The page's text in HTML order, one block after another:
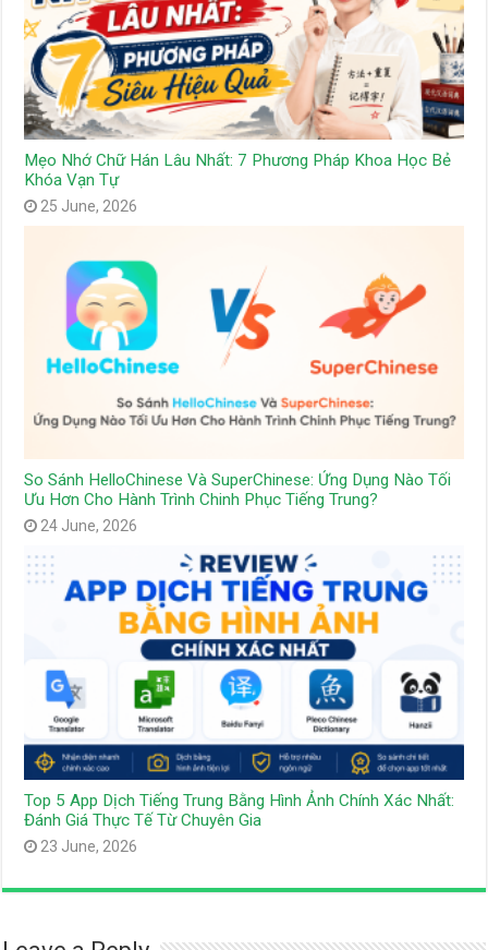
Mẹo Nhớ Chữ Hán Lâu Nhất: 7 Phương Pháp Khoa Học Bẻ
Khóa Vạn Tự
25 June, 2026
So Sánh HelloChinese Và SuperChinese: Ứng Dụng Nào Tối
Ưu Hơn Cho Hành Trình Chinh Phục Tiếng Trung?
24 June, 2026
Top 5 App Dịch Tiếng Trung Bằng Hình Ảnh Chính Xác Nhất:
Đánh Giá Thực Tế Từ Chuyên Gia
23 June, 2026